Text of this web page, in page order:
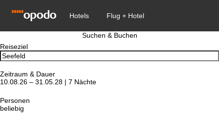
Suchen & Buchen
Reiseziel
Zeitraum & Dauer
10.08.26 – 31.05.28 | 7 Nächte
Personen
beliebig